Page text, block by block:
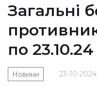
Загальні
по 23.10.24
23-10-
Новини